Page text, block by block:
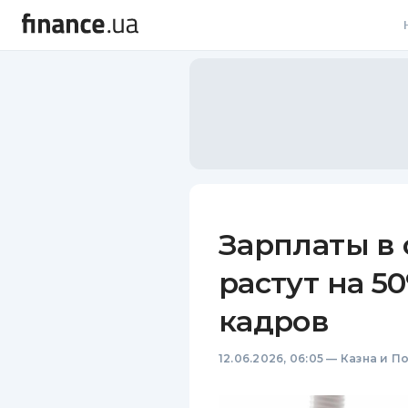
Зарплаты в
растут на
кадров
12.06.2026, 06:05 — Казна и